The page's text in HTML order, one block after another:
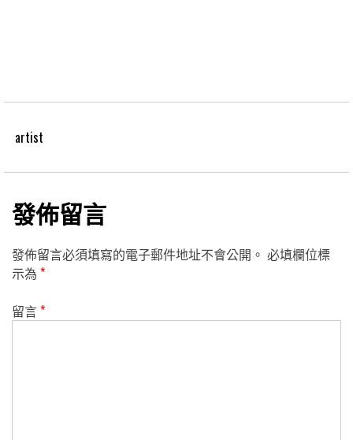
artist
發佈留言
發佈留言必須填寫的電子郵件地址不會公開。 必填欄位標
示為 *
留言*